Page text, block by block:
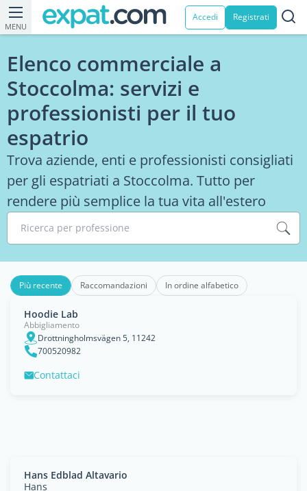
MENU
Accedi Registrati
Elenco commerciale a
Stoccolma: servizi e
professionisti per il tuo
espatrio
Trova aziende, enti e professionisti consigliati
per gli espatriati a Stoccolma. Tutto per
rendere più semplice la tua vita all'estero
Ricerca per professione
Più recente Raccomandazioni In ordine alfabetico
Hoodie Lab
Abbigliamento
Drottningholmsvägen 5, 11242
700520982
Contattaci
Hans Edblad Altavario
Hans